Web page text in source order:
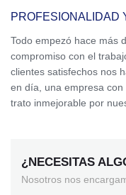
PROFESIONALIDAD
Todo empezó hace más
compromiso con el
clientes satisfechos nos
en día, una empresa
trato inmejorable por
¿NECESITAS
Nosotros nos